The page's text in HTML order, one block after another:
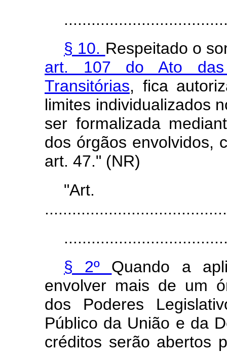
§ 10. Respeitado o
art. 107 do Ato das
Transitórias, fica
limites individualizados
ser formalizada
dos órgãos envolvidos,
art. 47." (NR)
§ 2º Quando a
envolver mais de um
dos Poderes
Público da União e da
créditos serão abertos